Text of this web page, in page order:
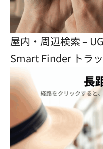
屋内・周辺検索 –
Smart Finder トラ